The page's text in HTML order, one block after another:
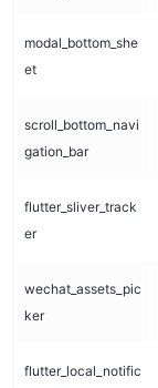
modal_bottom_she
et
scroll_bottom_navi
gation_bar
flutter_sliver_track
er
wechat_assets_pic
ker
flutter_local_notific